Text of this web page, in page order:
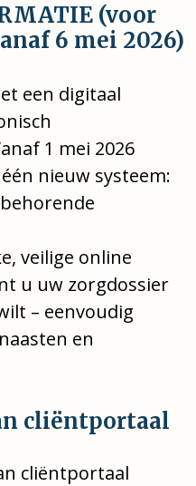
(voor
6 mei 2026)
een digitaal
1 mei 2026
nieuw systeem:
veilige online
u uw zorgdossier
– eenvoudig
en
cliëntportaal
cliëntportaal